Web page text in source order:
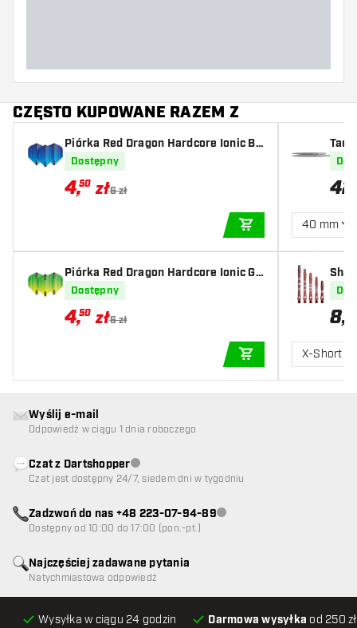
CZĘSTO KUPOWANE RAZEM Z
Piórka Red Dragon Hardcore Ionic Bl
ue
Dostępny
4,50 zł6 zł
DODAJ DO
Piórka Red Dragon Hardcore Ionic Gr
een
Dostępny
4,50 zł6 zł
DODAJ DO
42
40 mm
8,10
X-Short
Wysyłka w ciągu 24 godzin Darmowa wysyłka od 250
Najczęściej zadawane pytania
Natychmiastowa odpowiedź
Wyślij e-mail
Odpowiedź w ciągu 1 dnia roboczego
Czat z DartshopperObsługa klienta niedostępna
Czat jest dostępny 24/7, siedem dni w tygodniu
Zadzwoń do nas +48 223-07-94-89Obsługa klienta niedostępna
Dostępny od 10:00 do 17:00 (pon.-pt.)